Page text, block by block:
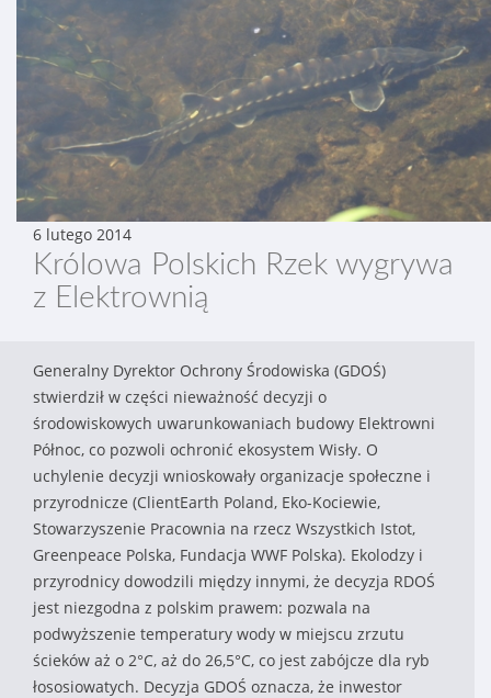
6 lutego 2014
Królowa Polskich Rzek wygrywa
z Elektrownią
Generalny Dyrektor Ochrony Środowiska (GDOŚ)
stwierdził w części nieważność decyzji o
środowiskowych uwarunkowaniach budowy Elektrowni
Północ, co pozwoli ochronić ekosystem Wisły. O
uchylenie decyzji wnioskowały organizacje społeczne i
przyrodnicze (ClientEarth Poland, Eko-Kociewie,
Stowarzyszenie Pracownia na rzecz Wszystkich Istot,
Greenpeace Polska, Fundacja WWF Polska). Ekolodzy i
przyrodnicy dowodzili między innymi, że decyzja RDOŚ
jest niezgodna z polskim prawem: pozwala na
podwyższenie temperatury wody w miejscu zrzutu
ścieków aż o 2°C, aż do 26,5°C, co jest zabójcze dla ryb
łososiowatych. Decyzja GDOŚ oznacza, że inwestor